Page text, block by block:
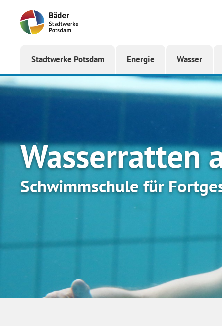
Startseite
Stadtwerke Potsdam Energie Wasser
Wasserratten
Schwimmschule für